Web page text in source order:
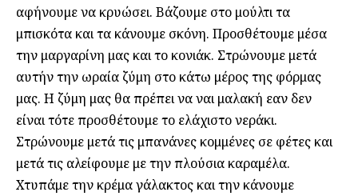
αφήνουμε να κρυώσει. Βάζουμε στο μούλτι τα
μπισκότα και τα κάνουμε σκόνη. Προσθέτουμε μέσα
την μαργαρίνη μας και το κονιάκ. Στρώνουμε μετά
αυτήν την ωραία ζύμη στο κάτω μέρος της φόρμας
μας. Η ζύμη μας θα πρέπει να ναι μαλακή εαν δεν
είναι τότε προσθέτουμε το ελάχιστο νεράκι.
Στρώνουμε μετά τις μπανάνες κομμένες σε φέτες και
μετά τις αλείφουμε με την πλούσια καραμέλα.
Χτυπάμε την κρέμα γάλακτος και την κάνουμε